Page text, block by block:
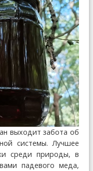
выходит забота об
системы. Лучшее
среди природы, в
падевого меда,